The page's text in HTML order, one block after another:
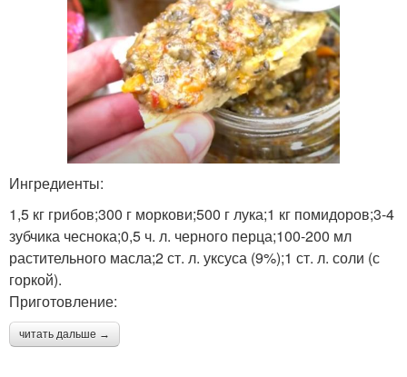
Ингредиенты:
1,5 кг грибов;300 г моркови;500 г лука;1 кг помидоров;3-4
зубчика чеснока;0,5 ч. л. черного перца;100-200 мл
растительного масла;2 ст. л. уксуса (9%);1 ст. л. соли (с
горкой).
Приготовление:
читать дальше →